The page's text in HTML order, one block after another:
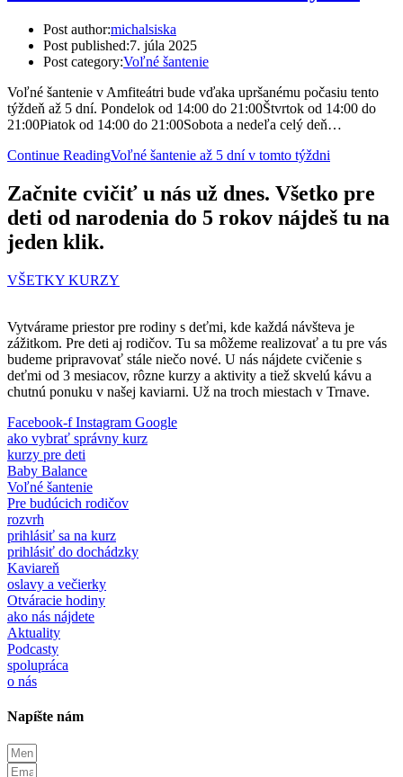
Post author:michalsiska
Post published:7. júla 2025
Post category:Voľné šantenie
Voľné šantenie v Amfiteátri bude vďaka upršanému počasiu tento
týždeň až 5 dní. Pondelok od 14:00 do 21:00Štvrtok od 14:00 do
21:00Piatok od 14:00 do 21:00Sobota a nedeľa celý deň…
Continue ReadingVoľné šantenie až 5 dní v tomto týždni
Začnite cvičiť u nás už dnes. Všetko pre
deti od narodenia do 5 rokov nájdeš tu na
jeden klik.
VŠETKY KURZY
Vytvárame priestor pre rodiny s deťmi, kde každá návšteva je
zážitkom. Pre deti aj rodičov. Tu sa môžeme realizovať a tu pre vás
budeme pripravovať stále niečo nové. U nás nájdete cvičenie s
deťmi od 3 mesiacov, rôzne kurzy a aktivity a tiež skvelú kávu a
chutnú ponuku v našej kaviarni. Už na troch miestach v Trnave.
Facebook-f Instagram Google
ako vybrať správny kurz
kurzy pre deti
Baby Balance
Voľné šantenie
Pre budúcich rodičov
rozvrh
prihlásiť sa na kurz
prihlásiť do dochádzky
Kaviareň
oslavy a večierky
Otváracie hodiny
ako nás nájdete
Aktuality
Podcasty
spolupráca
o nás
Napíšte nám